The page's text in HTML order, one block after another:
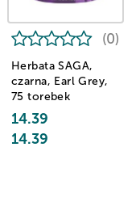
Herbata SAGA,
czarna, Earl Grey,
75 torebek
(0)
14.39
14.39